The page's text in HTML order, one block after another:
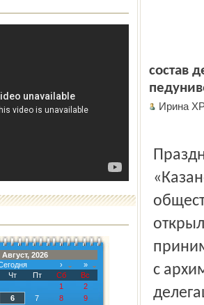
Август, 2026
›
»
Чт Пт Сб
Вс
1
2
6 7 8
9
состав
Ирина
с